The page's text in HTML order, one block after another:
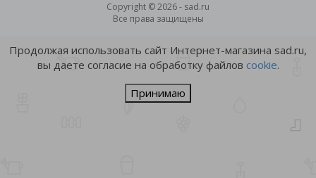
Copyright © 2026 - sad.ru
Все права защищены
Продолжая использовать сайт Интернет-магазина sad.ru,
вы даете согласие на обработку файлов cookie.
Принимаю